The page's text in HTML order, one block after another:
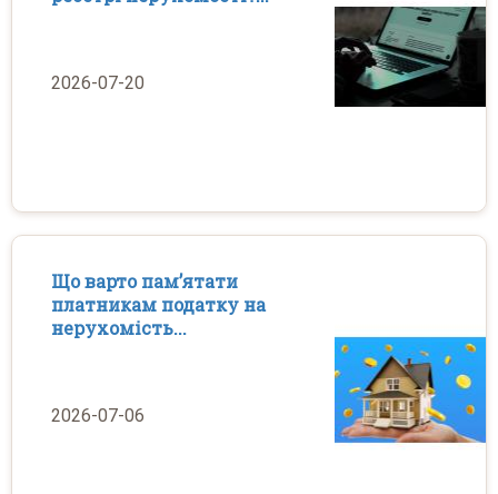
2026-07-20
Що варто пам’ятати
платникам податку на
нерухомість...
2026-07-06